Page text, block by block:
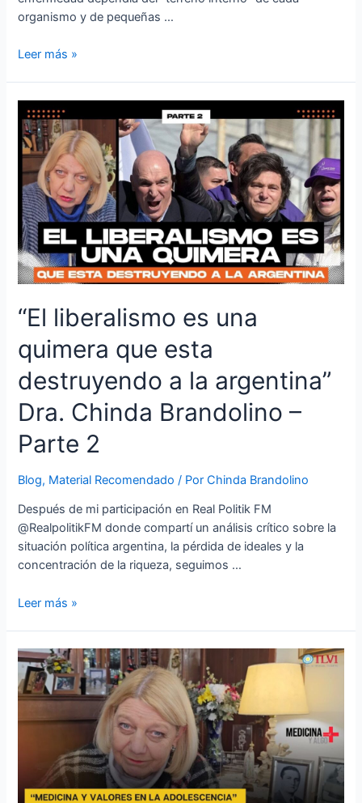
organismo y de pequeñas …
Leer más »
“El liberalismo es una
quimera que esta
destruyendo a la argentina”
Dra. Chinda Brandolino –
Parte 2
Blog, Material Recomendado / PorChinda Brandolino
Después de mi participación en Real Politik FM
‪@RealpolitikFM‬ donde compartí un análisis crítico sobre la
situación política argentina, la pérdida de ideales y la
concentración de la riqueza, seguimos …
Leer más »